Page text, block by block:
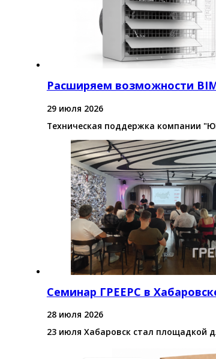
Расширяем возможности
29 июля 2026
Техническая поддержка компании
Семинар ГРЕЕРС в
28 июля 2026
23 июля Хабаровск стал площадкой